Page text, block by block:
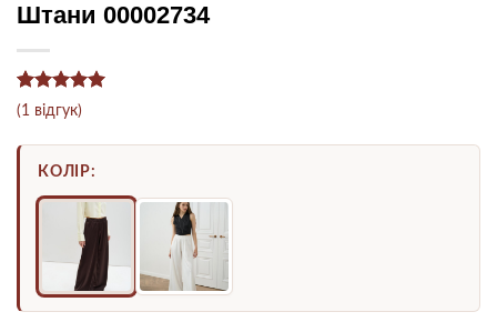
Штани 00002734
Рейтинг
з 5 на
основі
1
покупця
(1 відгук)
КОЛІР: